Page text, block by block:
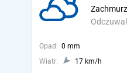
Opad: 0 mm
Wiatr:
17 km/h